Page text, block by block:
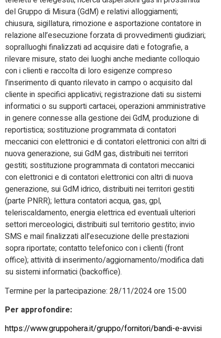
del Gruppo di Misura (GdM) e relativi alloggiamenti;
chiusura, sigillatura, rimozione e asportazione contatore in
relazione all’esecuzione forzata di provvedimenti giudiziari;
sopralluoghi finalizzati ad acquisire dati e fotografie, a
rilevare misure, stato dei luoghi anche mediante colloquio
con i clienti e raccolta di loro esigenze compreso
l’inserimento di quanto rilevato in campo o acquisito dal
cliente in specifici applicativi; registrazione dati su sistemi
informatici o su supporti cartacei, operazioni amministrative
in genere connesse alla gestione dei GdM, produzione di
reportistica; sostituzione programmata di contatori
meccanici con elettronici e di contatori elettronici con altri di
nuova generazione, sui GdM gas, distribuiti nei territori
gestiti; sostituzione programmata di contatori meccanici
con elettronici e di contatori elettronici con altri di nuova
generazione, sui GdM idrico, distribuiti nei territori gestiti
(parte PNRR); lettura contatori acqua, gas, gpl,
teleriscaldamento, energia elettrica ed eventuali ulteriori
settori merceologici, distribuiti sul territorio gestito; invio
SMS e mail finalizzati all’esecuzione delle prestazioni
sopra riportate; contatto telefonico con i clienti (front
office); attività di inserimento/aggiornamento/modifica dati
su sistemi informatici (backoffice).
Termine per la partecipazione: 28/11/2024 ore 15:00
Per approfondire:
https://www.gruppohera.it/gruppo/fornitori/bandi-e-avvisi